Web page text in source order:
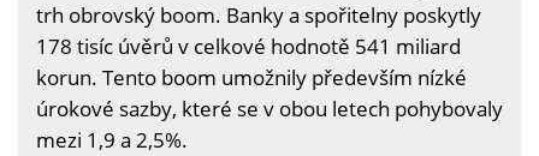
trh obrovský boom. Banky a spořitelny poskytly
178 tisíc úvěrů v celkové hodnotě 541 miliard
korun. Tento boom umožnily především nízké
úrokové sazby, které se v obou letech pohybovaly
mezi 1,9 a 2,5%.